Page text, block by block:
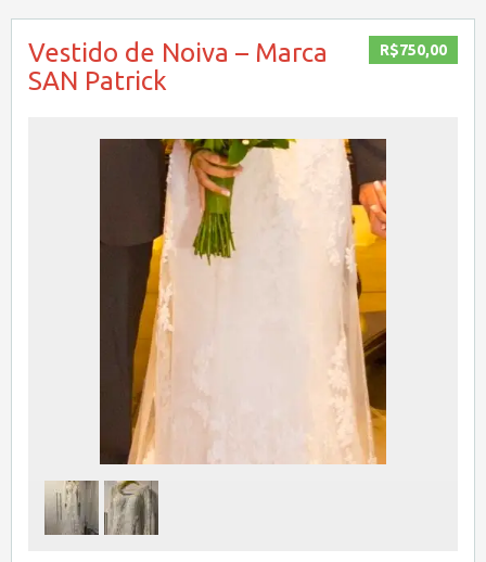
R$750,00
Vestido de Noiva – Marca
SAN Patrick